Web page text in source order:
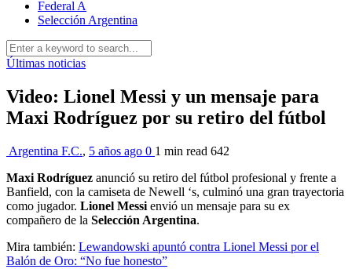
Federal A
Selección Argentina
Últimas noticias
Video: Lionel Messi y un mensaje para
Maxi Rodríguez por su retiro del fútbol
Argentina F.C., 5 años ago 0 1 min read 642
Maxi Rodríguez anunció su retiro del fútbol profesional y frente a
Banfield, con la camiseta de Newell ‘s, culminó una gran trayectoria
como jugador. Lionel Messi envió un mensaje para su ex
compañero de la Selección Argentina.
Mira también: Lewandowski apuntó contra Lionel Messi por el
Balón de Oro: “No fue honesto”